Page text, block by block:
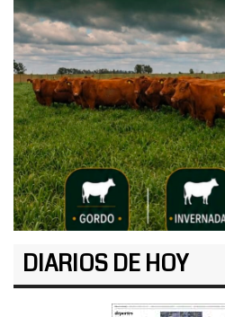
DIARIOS DE HOY